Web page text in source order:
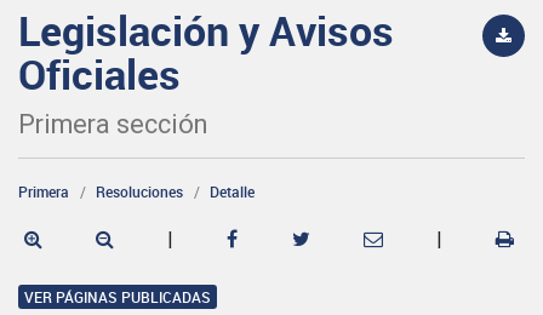
Legislación y Avisos
Oficiales
Primera sección
Primera Resoluciones Detalle
| |
VER PÁGINAS PUBLICADAS